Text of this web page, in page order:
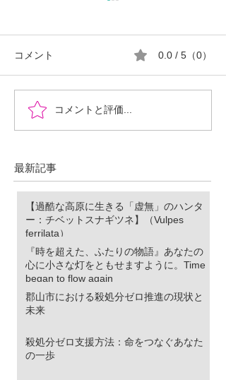
『時を超えた、ふたりの
物語』あなたの心に小さ
に。Time began to flow again
コメント 0.0 / 5（0）
コメントと評価...
最新記事
【過酷な高原に生きる「虚無」のハンタ
ー：チベットスナギツネ】（Vulpes
ferrilata）
『時を超えた、ふたりの物語』あなたの
心に小さな灯をともせますように。Time
began to flow again
郡山市における殺処分ゼロ推進の現状と
未来
殺処分ゼロ支援方法：命をつなぐあなた
の一歩